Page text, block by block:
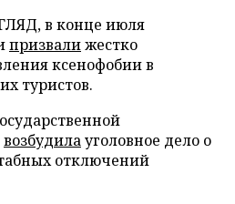
в конце июля
призвалижестко
ксенофобии в
туристов.
возбудилауголовное дело о
отключений